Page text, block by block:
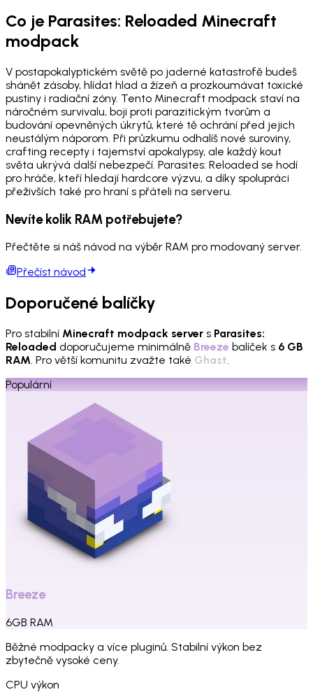
Co je Parasites: Reloaded Minecraft
modpack
V postapokalyptickém světě po jaderné katastrofě budeš
shánět zásoby, hlídat hlad a žízeň a prozkoumávat toxické
pustiny i radiační zóny. Tento Minecraft modpack staví na
náročném survivalu, boji proti parazitickým tvorům a
budování opevněných úkrytů, které tě ochrání před jejich
neustálým náporom. Při průzkumu odhalíš nové suroviny,
crafting recepty i tajemství apokalypsy, ale každý kout
světa ukrývá další nebezpečí. Parasites: Reloaded se hodí
pro hráče, kteří hledají hardcore výzvu, a díky spolupráci
přeživších také pro hraní s přáteli na serveru.
Nevíte kolik RAM potřebujete?
Přečtěte si náš návod na výběr RAM pro modovaný server.
Přečíst návod
Doporučené balíčky
Pro stabilní Minecraft modpack server s Parasites:
Reloaded doporučujeme minimálně Breeze balíček s 6 GB
RAM. Pro větší komunitu zvažte také Ghast.
Populární
Breeze
6GB RAM
Běžné modpacky a více pluginů. Stabilní výkon bez
zbytečně vysoké ceny.
CPU výkon